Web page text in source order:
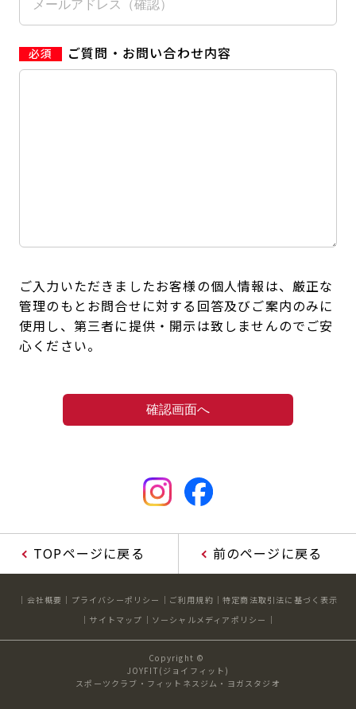
ご質問・お問い合わせ内容
ご入力いただきましたお客様の個人情報は、厳正な
管理のもとお問合せに対する回答及びご案内のみに
使用し、第三者に提供・開示は致しませんのでご安
心ください。
TOPページに戻る 前のページに戻る
会社概要 プライバシーポリシー ご利用規約
特定商法取引法に基づく表示
サイトマップ
ソーシャルメディアポリシー
Copyright ©
JOYFIT(ジョイフィット)
スポーツクラブ・フィットネスジム・ヨガスタジオ